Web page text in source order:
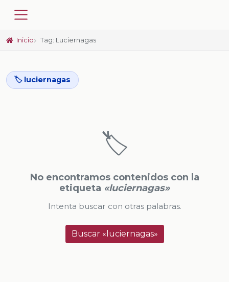
Inicio Tag: Luciernagas
🏷️ luciernagas
🏷️
No encontramos contenidos con la
etiqueta «luciernagas»
Intenta buscar con otras palabras.
Buscar «luciernagas»